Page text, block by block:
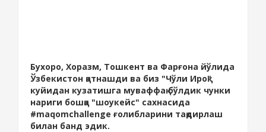
Бухоро, Хоразм, Тошкент ва Фарғона йўлида
Ўзбекистон қатнашди ва биз "Чўли Ироқ"
куйидан кузатишга муваффақ бўлдик чунки
нариги бошқа "шоукейс" сахнасида
#maqomchallenge ғолибларини тақдирлаш
билан банд эдик.